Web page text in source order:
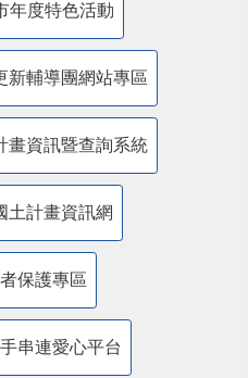
年度特色活動
新輔導團網站專區
畫資訊暨查詢系統
土計畫資訊網
保護專區
串連愛心平台